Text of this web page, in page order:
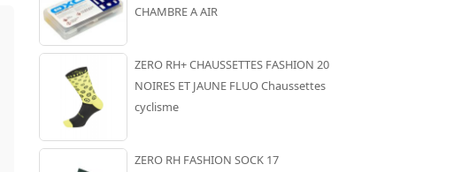
CHAMBRE A AIR
ZERO RH+ CHAUSSETTES FASHION 20
NOIRES ET JAUNE FLUO Chaussettes
cyclisme
ZERO RH FASHION SOCK 17